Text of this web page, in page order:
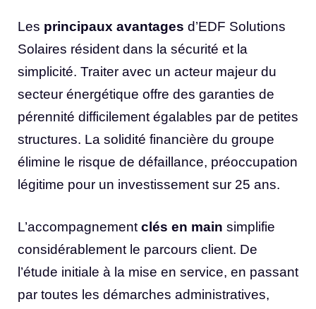
Les principaux avantages d’EDF Solutions
Solaires résident dans la sécurité et la
simplicité. Traiter avec un acteur majeur du
secteur énergétique offre des garanties de
pérennité difficilement égalables par de petites
structures. La solidité financière du groupe
élimine le risque de défaillance, préoccupation
légitime pour un investissement sur 25 ans.
L’accompagnementclés en main simplifie
considérablement le parcours client. De
l’étude initiale à la mise en service, en passant
par toutes les démarches administratives,